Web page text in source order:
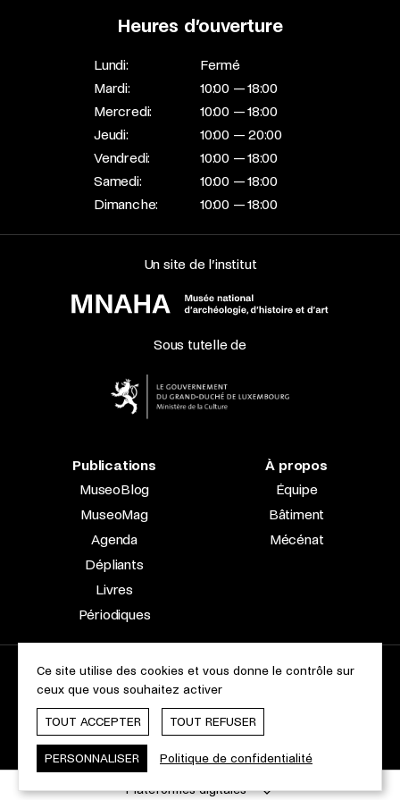
Plateformes digitales
Heures d’ouverture
Lundi:
Fermé
Mardi:
10:00 — 18:00
Mercredi:
10:00 — 18:00
Jeudi:
10:00 — 20:00
Vendredi:
10:00 — 18:00
Samedi:
10:00 — 18:00
Dimanche:
10:00 — 18:00
Un site de l’institut
Sous tutelle de
Publications
MuseoBlog
MuseoMag
Agenda
Dépliants
Livres
Périodiques
À propos
Équipe
Bâtiment
Mécénat
2023 © Le Musée national d’archéologie, d’histoire et d’art |
À propos du site
Accessibilité
Charte des cookies
Ce site utilise des cookies et vous donne le contrôle sur
ceux que vous souhaitez activer
TOUT ACCEPTER TOUT REFUSER
PERSONNALISER Politique de confidentialité